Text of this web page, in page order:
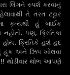
લિંગને સ્પર્શ કરવાનું
તે તરત ટટ્ટાર
કૃત્યથી હું બાઈક
પણ, ક્રિતિકા
ક્રિતિકે હશે હદ
હૂક અને ઝિપ ખોલવા
થોડીવાર થોભ આપણે